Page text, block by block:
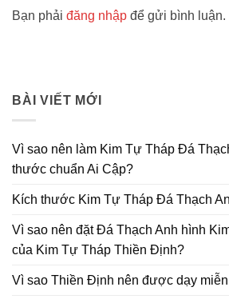
Bạn phải đăng nhập để gửi bình luận.
BÀI VIẾT MỚI
Vì sao nên làm Kim Tự Tháp Đá
thước chuẩn Ai Cập?
Kích thước Kim Tự Tháp Đá Thạch
Vì sao nên đặt Đá Thạch Anh hình
của Kim Tự Tháp Thiền Định?
Vì sao Thiền Định nên được dạy